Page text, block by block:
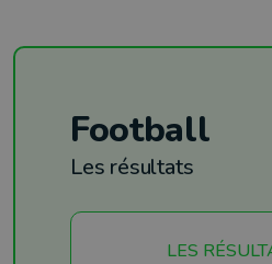
Football
Les résultats
LES